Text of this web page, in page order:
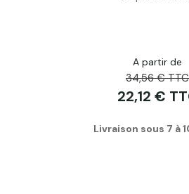
A partir de
34,56 € TTC
22,12 €
Livraison sous 7 à